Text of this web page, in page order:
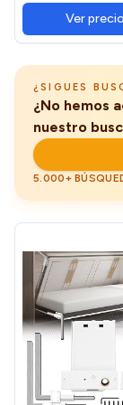
Ver precio
¿SIGUES
¿No hemos
nuestro
5.000+